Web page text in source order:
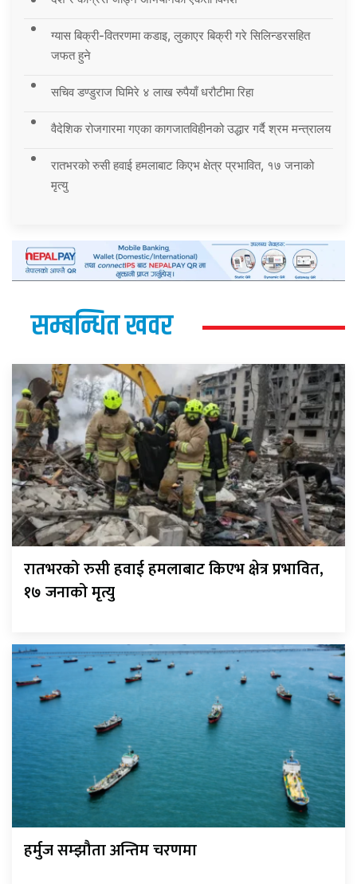
ग्यास बिक्री-वितरणमा कडाइ, लुकाएर बिक्री गरे सिलिन्डरसहित
जफत हुने
सचिव डण्डुराज घिमिरे ४ लाख रुपैयाँ धरौटीमा रिहा
वैदेशिक रोजगारमा गएका कागजातविहीनको उद्धार गर्दै श्रम मन्त्रालय
रातभरको रुसी हवाई हमलाबाट किएभ क्षेत्र प्रभावित, १७ जनाको
मृत्यु
सम्बन्धित खवर
रातभरको रुसी हवाई हमलाबाट किएभ क्षेत्र प्रभावित,
१७ जनाको मृत्यु
हर्मुज सम्झौता अन्तिम चरणमा